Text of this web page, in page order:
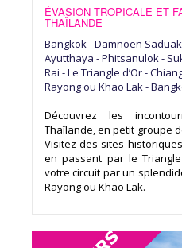
ÉVASION TROPICALE ET
THAÏLANDE
Bangkok - Damnoen
Ayutthaya - Phitsanulok -
Rai - Le Triangle d’Or -
Rayong ou Khao Lak -
Découvrez les
Thaïlande, en petit groupe
Visitez des sites
en passant par le Triangle
votre circuit par un
Rayong ou Khao Lak.